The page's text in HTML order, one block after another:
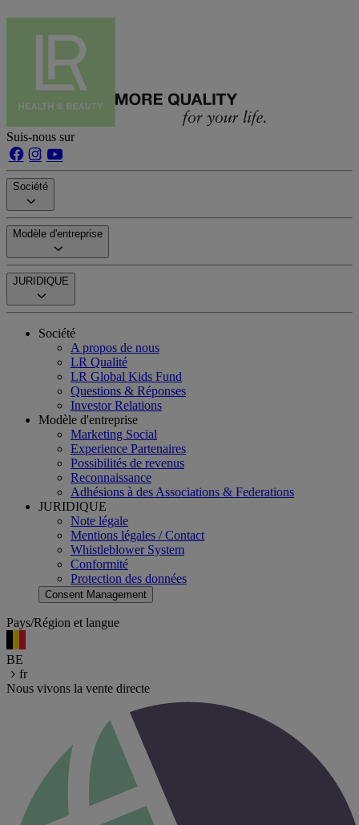
Suis-nous sur
Société
Modèle d'entreprise
JURIDIQUE
Société
A propos de nous
LR Qualité
LR Global Kids Fund
Questions & Réponses
Investor Relations
Modèle d'entreprise
Marketing Social
Experience Partenaires
Possibilités de revenus
Reconnaissance
Adhésions à des Associations & Federations
JURIDIQUE
Note légale
Mentions légales / Contact
Whistleblower System
Conformité
Protection des données
Consent Management
Pays/Région et langue
BE
fr
Nous vivons la vente directe